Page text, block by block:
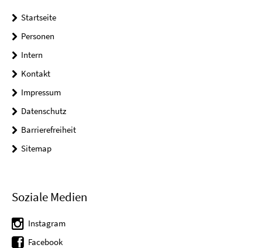
Startseite
Personen
Intern
Kontakt
Impressum
Datenschutz
Barrierefreiheit
Sitemap
Soziale Medien
Instagram
Facebook